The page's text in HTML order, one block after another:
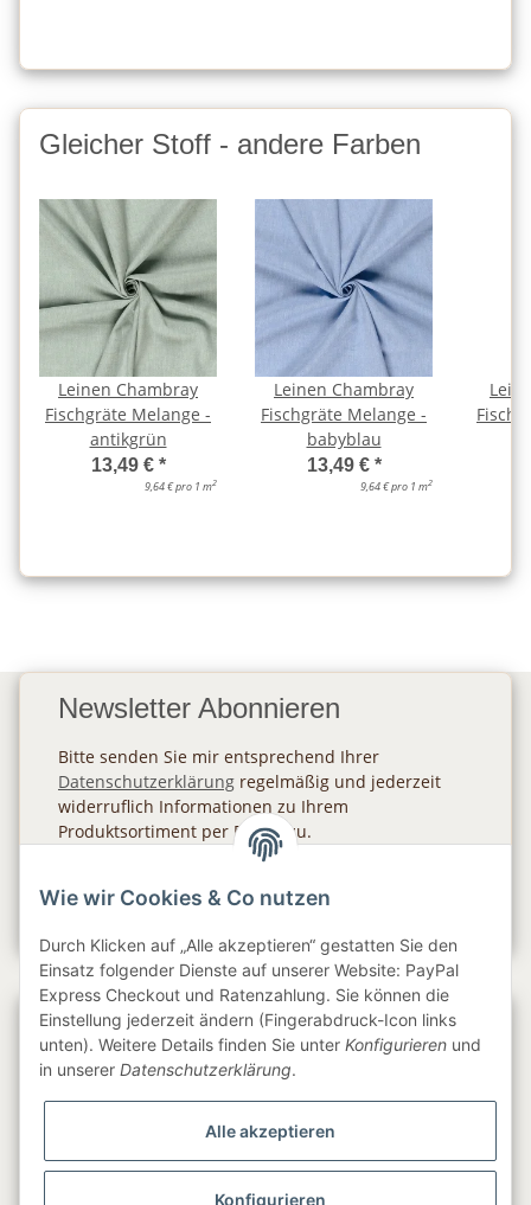
Gleicher Stoff - andere Farben
Leinen Chambray
Fischgräte Melange -
antikgrün
13,49 € *
9,64 € pro 1 m2
Leinen Chambray
Fischgräte Melange -
babyblau
13,49 € *
9,64 € pro 1 m2
Newsletter Abonnieren
Bitte senden Sie mir entsprechend Ihrer
Datenschutzerklärung regelmäßig und jederzeit
widerruflich Informationen zu Ihrem
Produktsortiment per E-Mail zu.
Gesetzliche Informationen
Wie wir Cookies & Co nutzen
Durch Klicken auf „Alle akzeptieren“ gestatten Sie den
Einsatz folgender Dienste auf unserer Website: PayPal
Express Checkout und Ratenzahlung. Sie können die
Einstellung jederzeit ändern (Fingerabdruck-Icon links
unten). Weitere Details finden Sie unter Konfigurieren und
in unserer Datenschutzerklärung.
Alle akzeptieren
Konfigurieren